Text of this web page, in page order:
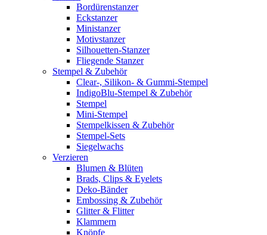
Bordürenstanzer
Eckstanzer
Ministanzer
Motivstanzer
Silhouetten-Stanzer
Fliegende Stanzer
Stempel & Zubehör
Clear-, Silikon- & Gummi-Stempel
IndigoBlu-Stempel & Zubehör
Stempel
Mini-Stempel
Stempelkissen & Zubehör
Stempel-Sets
Siegelwachs
Verzieren
Blumen & Blüten
Brads, Clips & Eyelets
Deko-Bänder
Embossing & Zubehör
Glitter & Flitter
Klammern
Knöpfe